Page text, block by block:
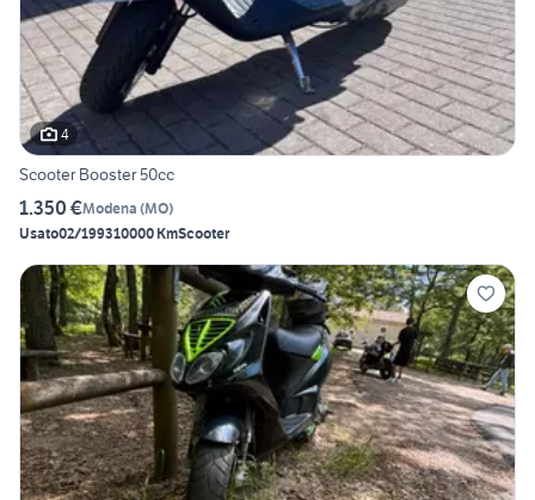
4
Scooter Booster 50cc
1.350 €Modena (MO)
Usato02/199310000 KmScooter